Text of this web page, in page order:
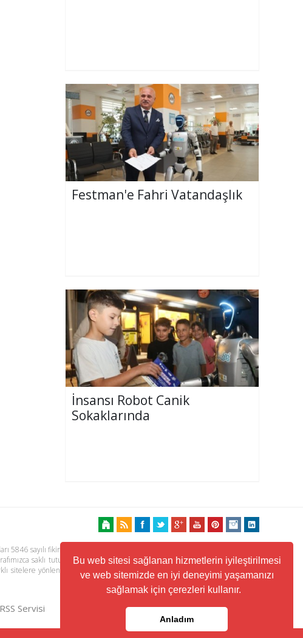
Bu web sitesi sağlanan hizmetlerin iyileştirilmesi
ve web sitemizde en iyi deneyimi yaşamanızı
sağlamak için çerezleri kullanır.
Anladım
Festman'e Fahri Vatandaşlık
İnsansı Robot Canik
Sokaklarında
5846 sayılı fikir ve sanat eserleri kanunu ile korunmaktadır. Her türlü haber,
saklı tutulmaktadır. Yayınlanan köşe yazılarından, haberlere ve köşe
sitelere yönlendiren linklerin içeriklerinden www.kuzeyhaber.com sorumlu
RSS Servisi Trafik ve Yol Durumu